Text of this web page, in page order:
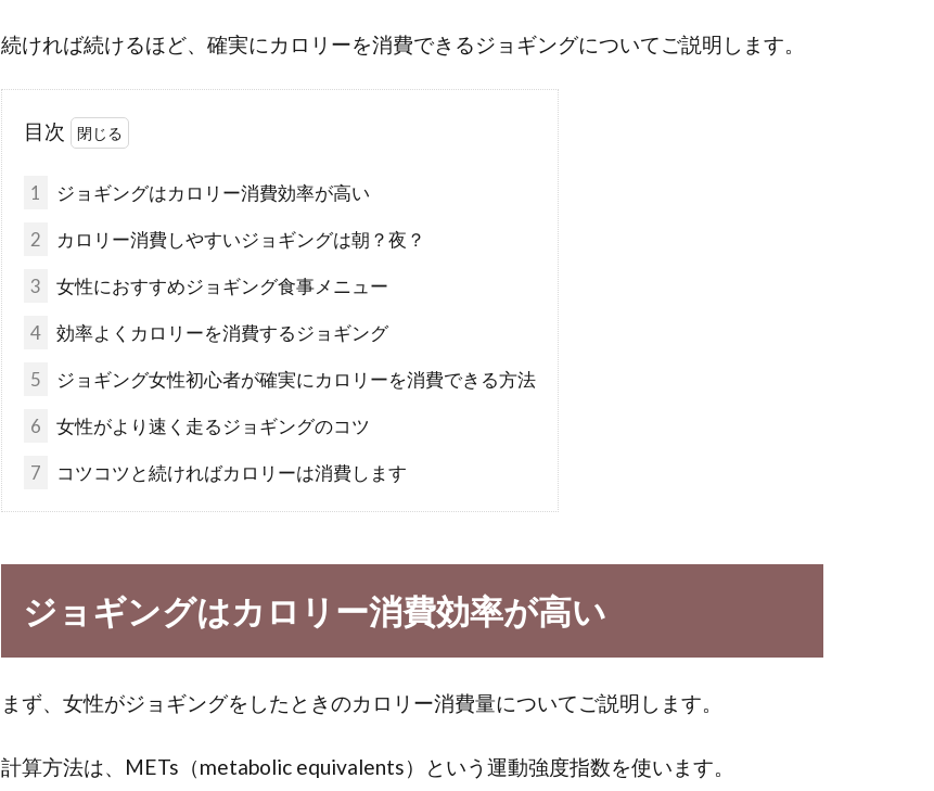
続ければ続けるほど、確実にカロリーを消費できるジョギングについてご説明します。
目次
1 ジョギングはカロリー消費効率が高い
2 カロリー消費しやすいジョギングは朝？夜？
3 女性におすすめジョギング食事メニュー
4 効率よくカロリーを消費するジョギング
5 ジョギング女性初心者が確実にカロリーを消費できる方法
6 女性がより速く走るジョギングのコツ
7 コツコツと続ければカロリーは消費します
ジョギングはカロリー消費効率が高い
まず、女性がジョギングをしたときのカロリー消費量についてご説明します。
計算方法は、METs（metabolic equivalents）という運動強度指数を使います。